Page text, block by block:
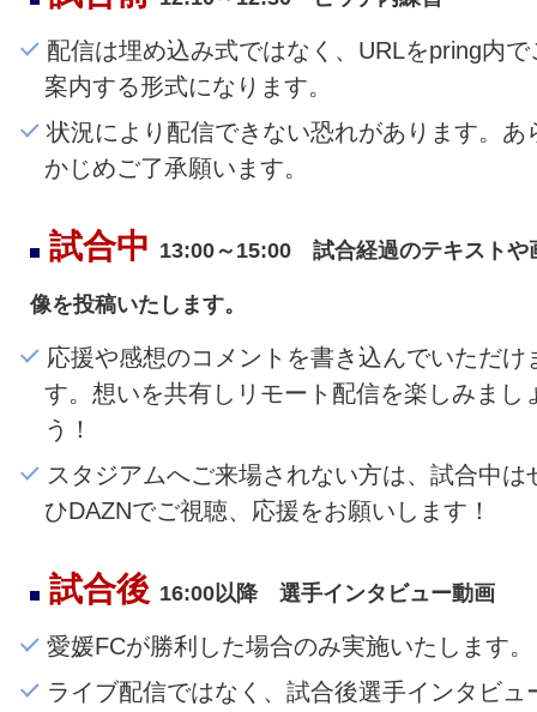
配信は埋め込み式ではなく、URLをpring内で
案内する形式になります。
状況により配信できない恐れがあります。あ
かじめご了承願います。
試合中 13:00～15:00 試合経過のテキストや
像を投稿いたします。
応援や感想のコメントを書き込んでいただけ
す。想いを共有しリモート配信を楽しみまし
う！
スタジアムへご来場されない方は、試合中は
ひDAZNでご視聴、応援をお願いします！
試合後 16:00以降 選手インタビュー動画
愛媛FCが勝利した場合のみ実施いたします。
ライブ配信ではなく、試合後選手インタビュ